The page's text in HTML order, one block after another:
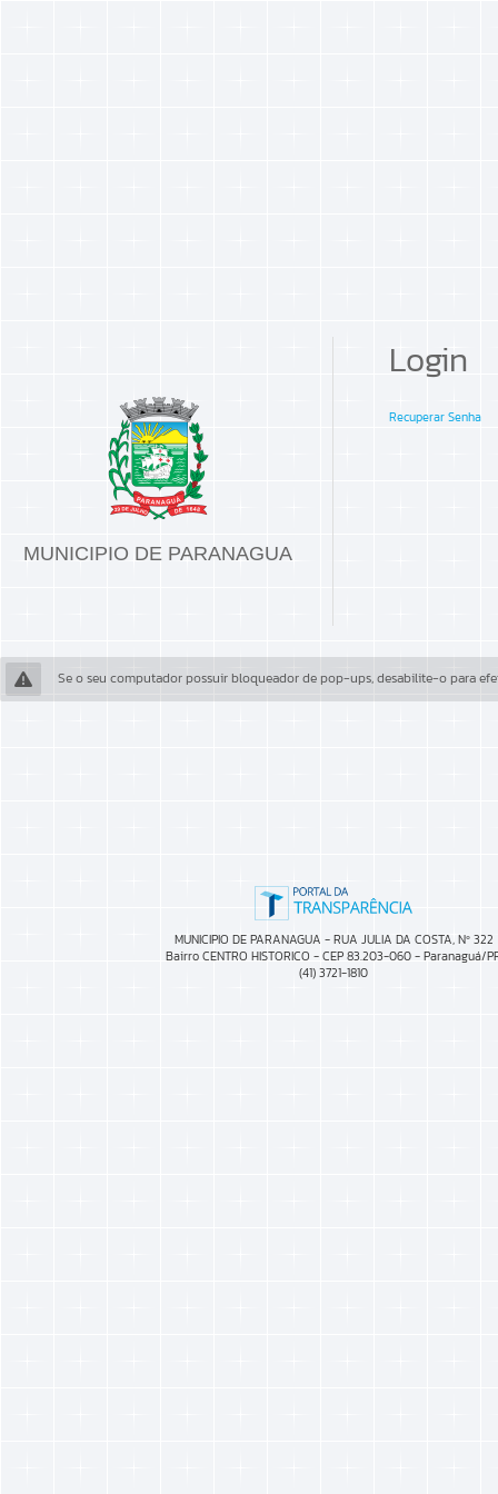
MUNICIPIO DE PARANAGUA
Login
Recuperar Senha
Se o seu computador possuir bloqueador de pop-ups, desabilite-o para
MUNICIPIO DE PARANAGUA - RUA JULIA DA COSTA, Nº 322
Bairro CENTRO HISTORICO - CEP 83.203-060 - Paranaguá/
(41) 3721-1810